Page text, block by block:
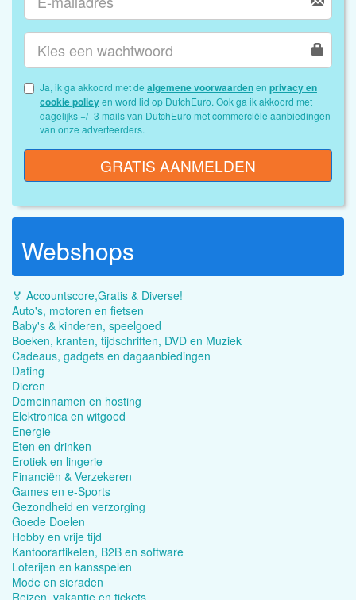
Ja, ik ga akkoord met de algemene voorwaardenen privacy en
cookie policy
dagelijks +/- 3 mails van DutchEuro met commerciële aanbiedingen
van onze adverteerders.
GRATIS AANMELDEN
Webshops
🏅 Accountscore,Gratis & Diverse!
Auto's, motoren en fietsen
Baby's & kinderen, speelgoed
Boeken, kranten, tijdschriften, DVD en Muziek
Cadeaus, gadgets en dagaanbiedingen
Dating
Dieren
Domeinnamen en hosting
Elektronica en witgoed
Energie
Eten en drinken
Erotiek en lingerie
Financiën & Verzekeren
Games en e-Sports
Gezondheid en verzorging
Goede Doelen
Hobby en vrije tijd
Kantoorartikelen, B2B en software
Loterijen en kansspelen
Mode en sieraden